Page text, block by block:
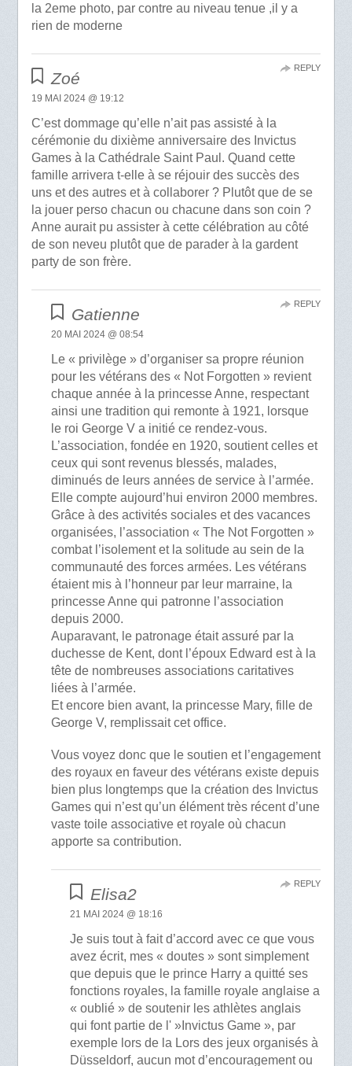
la 2eme photo, par contre au niveau tenue ,il y a
rien de moderne
Zoé
19 MAI 2024 @ 19:12
C’est dommage qu’elle n’ait pas assisté à la
cérémonie du dixième anniversaire des Invictus
Games à la Cathédrale Saint Paul. Quand cette
famille arrivera t-elle à se réjouir des succès des
uns et des autres et à collaborer ? Plutôt que de se
la jouer perso chacun ou chacune dans son coin ?
Anne aurait pu assister à cette célébration au côté
de son neveu plutôt que de parader à la gardent
party de son frère.
REPLY
Gatienne
20 MAI 2024 @ 08:54
Le « privilège » d’organiser sa propre réunion
pour les vétérans des « Not Forgotten » revient
chaque année à la princesse Anne, respectant
ainsi une tradition qui remonte à 1921, lorsque
le roi George V a initié ce rendez-vous.
L’association, fondée en 1920, soutient celles et
ceux qui sont revenus blessés, malades,
diminués de leurs années de service à l’armée.
Elle compte aujourd’hui environ 2000 membres.
Grâce à des activités sociales et des vacances
organisées, l’association « The Not Forgotten »
combat l’isolement et la solitude au sein de la
communauté des forces armées. Les vétérans
étaient mis à l’honneur par leur marraine, la
princesse Anne qui patronne l’association
depuis 2000.
Auparavant, le patronage était assuré par la
duchesse de Kent, dont l’époux Edward est à la
tête de nombreuses associations caritatives
liées à l’armée.
Et encore bien avant, la princesse Mary, fille de
George V, remplissait cet office.
Vous voyez donc que le soutien et l’engagement
des royaux en faveur des vétérans existe depuis
bien plus longtemps que la création des Invictus
Games qui n’est qu’un élément très récent d’une
vaste toile associative et royale où chacun
apporte sa contribution.
REPLY
Elisa2
21 MAI 2024 @ 18:16
Je suis tout à fait d’accord avec ce que vous
avez écrit, mes « doutes » sont simplement
que depuis que le prince Harry a quitté ses
fonctions royales, la famille royale anglaise a
« oublié » de soutenir les athlètes anglais
qui font partie de l' »Invictus Game », par
exemple lors de la Lors des jeux organisés à
Düsseldorf, aucun mot d’encouragement ou
REPLY